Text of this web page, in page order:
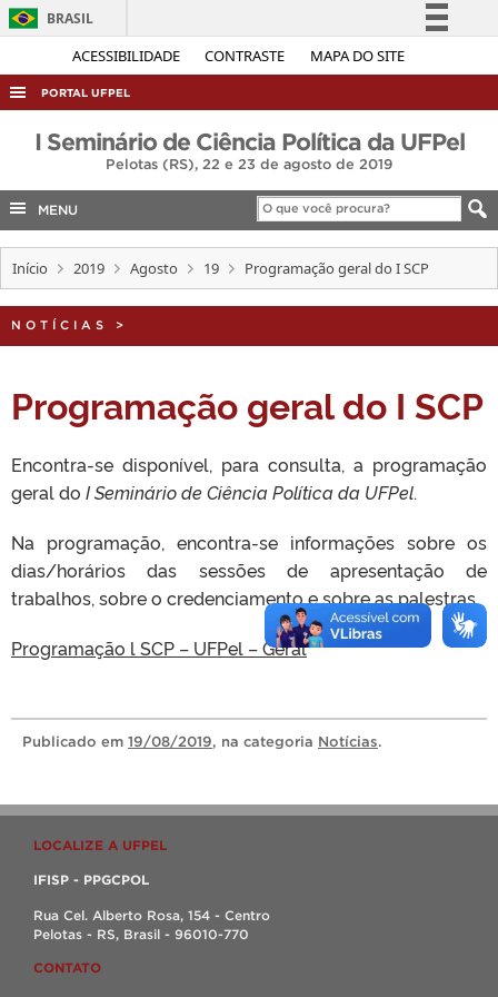
ACESSIBILIDADE CONTRASTE MAPA DO SITE
BRASIL
Simplifique!
Acesso à informação
Legislação
Canais
PORTAL UFPEL
ACESSO À INFORMAÇÃO
AUDITORIA
COBALTO
INTERNACIONAL
I Seminário de Ciência Política da UFPel
Pelotas (RS), 22 e 23 de agosto de 2019
MENU
Início 2019 Agosto 19 Programação geral do I SCP
NOTÍCIAS >
Programação geral do I SCP
Encontra-se disponível, para consulta, a programação
geral do I Seminário de Ciência Política da UFPel.
Na programação, encontra-se informações sobre os
dias/horários das sessões de apresentação de
trabalhos, sobre o credenciamento e sobre as palestras.
Programação l SCP – UFPel – Geral
Publicado em 19/08/2019, na categoria Notícias.
LOCALIZE A UFPEL
IFISP - PPGCPOL
Rua Cel. Alberto Rosa, 154 - Centro
Pelotas - RS, Brasil - 96010-770
CONTATO